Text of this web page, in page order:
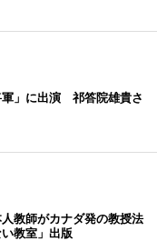
軍」に出演 祁答院雄貴さ
教師がカナダ発の教授法
教室」出版